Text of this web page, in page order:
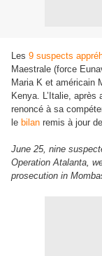
Les 9 suspects
Maestrale (force
Maria K et américain
Kenya. L’Italie,
renoncé à sa
le bilan remis à jour
June 25, nine
Operation Atalanta,
prosecution in